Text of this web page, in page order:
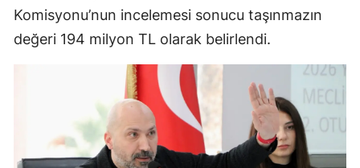
Komisyonu’nun incelemesi sonucu taşınmazın
değeri 194 milyon TL olarak belirlendi.